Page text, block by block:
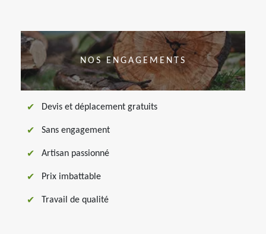
NOS ENGAGEMENTS
Devis et déplacement gratuits
Sans engagement
Artisan passionné
Prix imbattable
Travail de qualité